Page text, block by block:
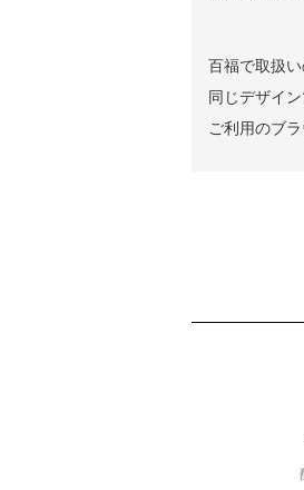
百福で取扱
同じデザイ
ご利用のブ